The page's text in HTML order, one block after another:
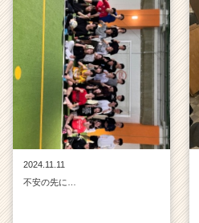
2024.11.11
不安の先に…